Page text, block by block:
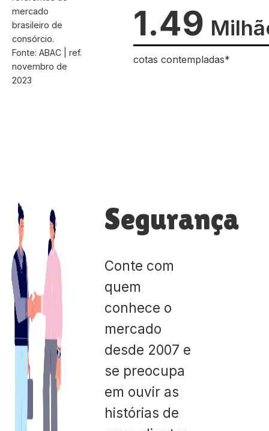
mercado
brasileiro de
consórcio.
Fonte: ABAC | ref.
novembro de
2023
1.49
cotas contempladas*
Segurança
Conte com
quem
conhece o
mercado
desde 2007 e
se preocupa
em ouvir as
histórias de